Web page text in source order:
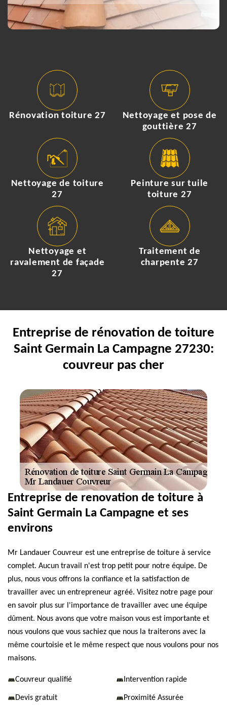
Rénovation toiture 27
Nettoyage et pose de
gouttière 27
Nettoyage de toiture
27
Peinture sur tuile
toiture 27
Nettoyage et
ravalement de façade
27
Traitement de
charpente 27
Entreprise de rénovation de toiture
Saint Germain La Campagne 27230:
couvreur pas cher
Entreprise de renovation de toiture à
Saint Germain La Campagne et ses
environs
Mr Landauer Couvreur est une entreprise de toiture à service
complet. Aucun travail n'est trop petit pour notre équipe. De
plus, nous vous offrons la confiance et la satisfaction de
travailler avec un entrepreneur agréé. Visitez notre page pour
en savoir plus sur l'importance de travailler avec une équipe
dûment. Nous avons que votre maison vous est importante et
nous voulons que vous sachiez que nous la traiterons avec la
même courtoisie et le même respect que nous voulons pour nos
maisons.
Couvreur qualifié Intervention rapide
Devis gratuit Proximité Assurée